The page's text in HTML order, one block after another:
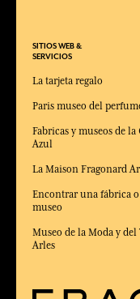
SITIOS WEB &
SERVICIOS
La tarjeta regalo
Paris museo del
Fabricas y museos de la
Azul
La Maison Fragonard
Encontrar una fábrica
museo
Museo de la Moda y del
Arles